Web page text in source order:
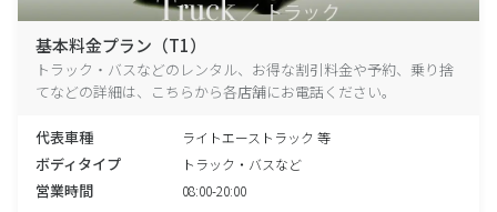
基本料金プラン（T1）
トラック・バスなどのレンタル、お得な割引料金や予約、乗り捨
てなどの詳細は、こちらから各店舗にお電話ください。
代表車種 ライトエーストラック 等
ボディタイプ トラック・バスなど
営業時間 08:00-20:00